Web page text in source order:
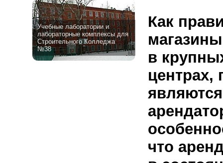
Учебные лаборатории и
лабораторные комплексы для
Строительного Колледжа
№38
Как
в
центрах,
что